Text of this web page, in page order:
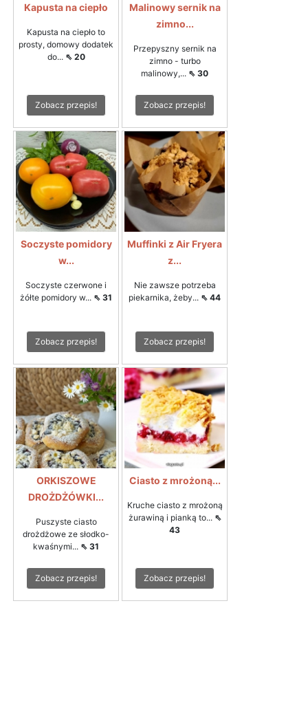
Kapusta na ciepło
Kapusta na ciepło to
prosty, domowy dodatek
do... ⇖ 20
Zobacz przepis!
Malinowy sernik na
zimno...
Przepyszny sernik na
zimno - turbo
malinowy,... ⇖ 30
Zobacz przepis!
Soczyste pomidory
w...
Soczyste czerwone i
żółte pomidory w... ⇖ 31
Zobacz przepis!
Muffinki z Air Fryera
z...
Nie zawsze potrzeba
piekarnika, żeby... ⇖ 44
Zobacz przepis!
ORKISZOWE
DROŻDŻÓWKI...
Puszyste ciasto
drożdżowe ze słodko-
kwaśnymi... ⇖ 31
Zobacz przepis!
Ciasto z mrożoną...
Kruche ciasto z mrożoną
żurawiną i pianką to... ⇖
43
Zobacz przepis!